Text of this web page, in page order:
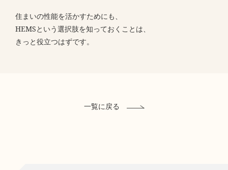
住まいの性能を活かすためにも、
HEMSという選択肢を知っておくことは、
きっと役立つはずです。
一覧に戻る